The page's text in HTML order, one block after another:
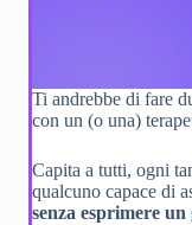
Ti andrebbe di fare
con un (o una)
Capita a tutti, ogni
qualcuno capace di
senza esprimere